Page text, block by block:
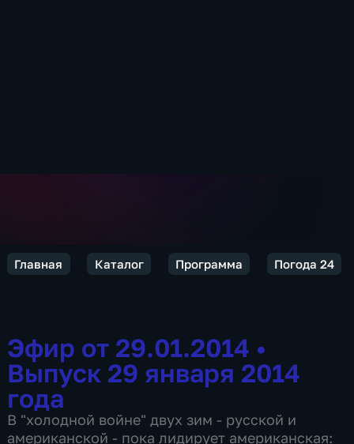
Главная Каталог Программа Погода 24
Эфир от 29.01.2014 •
Выпуск 29 января 2014
года
В "холодной войне" двух зим - русской и
американской - пока лидирует американская: